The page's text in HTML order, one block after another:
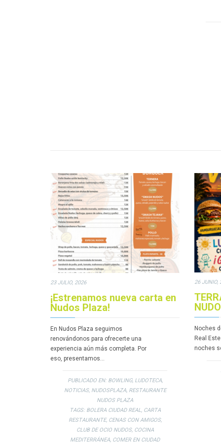
23 JULIO, 2026
¡Estrenamos nueva carta en
Nudos Plaza!
En Nudos Plaza seguimos
renovándonos para ofrecerte una
experiencia aún más completa. Por
eso, presentamos…
PUBLICADO EN: BOWLING, LUDOTECA,
NOTICIAS, NUDOSPLAZA, RESTAURANTE
NUDOS PLAZA
TAGS: BOLERA CIUDAD REAL, CARTA
RESTAURANTE, CENAS CON AMIGOS,
CLUB DE OCIO NUDOS, COCINA
MEDITERRÁNEA, COMER EN CIUDAD
26 JUNIO,
Noches
Real
noches